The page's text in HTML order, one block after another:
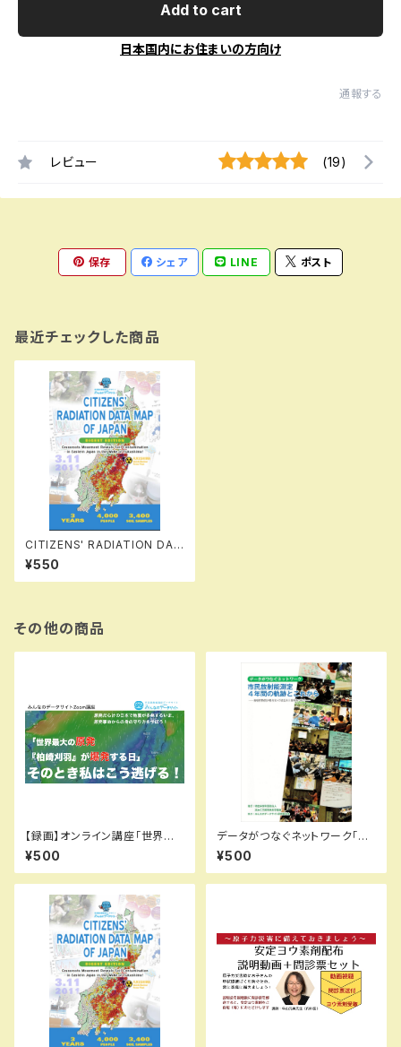
Add to cart
日本国内にお住まいの方向け
通報する
レビュー (19)
保存 シェア LINE ポスト
最近チェックした商品
CITIZENS' RADIATION DAT
A MAP OF JAPAN: Grassro
ots Movement Reveals So
il Contamination in Eastern
¥550
その他の商品
【録画】オンライン講座「世界最
大の原発『柏崎刈羽』が爆発する
日」その時わたしはこう逃げる
¥500
データがつなぐネットワーク「市
民放射能測定 4年間の軌跡と
これから」 （2015年8月25日
発行）
¥500